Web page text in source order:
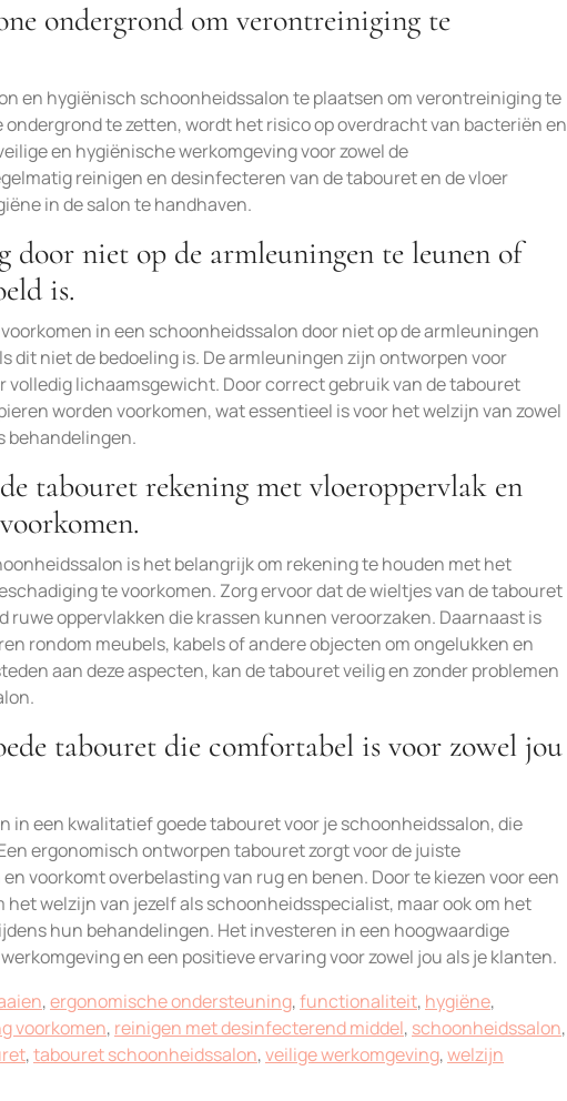
ondergrond om verontreiniging te
en hygiënisch schoonheidssalon te plaatsen om verontreiniging te
te zetten, wordt het risico op overdracht van bacteriën en
en hygiënische werkomgeving voor zowel de
reinigen en desinfecteren van de tabouret en de vloer
in de salon te handhaven.
door niet op de armleuningen te leunen of
is.
in een schoonheidssalon door niet op de armleuningen
dit niet de bedoeling is. De armleuningen zijn ontworpen voor
lichaamsgewicht. Door correct gebruik van de tabouret
worden voorkomen, wat essentieel is voor het welzijn van zowel
behandelingen.
tabouret rekening met vloeroppervlak en
is het belangrijk om rekening te houden met het
te voorkomen. Zorg ervoor dat de wieltjes van de tabouret
ruwe oppervlakken die krassen kunnen veroorzaken. Daarnaast is
rondom meubels, kabels of andere objecten om ongelukken en
aan deze aspecten, kan de tabouret veilig en zonder problemen
tabouret die comfortabel is voor zowel jou
in een kwalitatief goede tabouret voor je schoonheidssalon, die
ergonomisch ontworpen tabouret zorgt voor de juiste
voorkomt overbelasting van rug en benen. Door te kiezen voor een
welzijn van jezelf als schoonheidsspecialist, maar ook om het
hun behandelingen. Het investeren in een hoogwaardige
en een positieve ervaring voor zowel jou als je klanten.
,ergonomische ondersteuning,functionaliteit, hygiëne,
voorkomen, reinigen met desinfecterend middel, schoonheidssalon,
,tabouret schoonheidssalon,veilige werkomgeving,welzijn